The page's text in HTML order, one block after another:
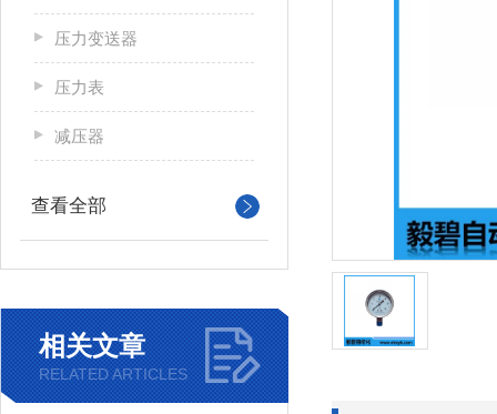
压力变送器
压力表
减压器
查看全部
相关文章
RELATED ARTICLES